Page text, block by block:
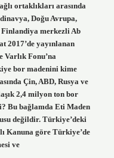
ortaklıkları arasında
Doğu Avrupa,
Finlandiya merkezli Ab
2017’de yayınlanan
Fonu’na
bor madenini kime
Çin, ABD, Rusya ve
2,4 milyon ton bor
Bu bağlamda Eti Maden
değildir. Türkiye’deki
Kanuna göre Türkiye’de
ve